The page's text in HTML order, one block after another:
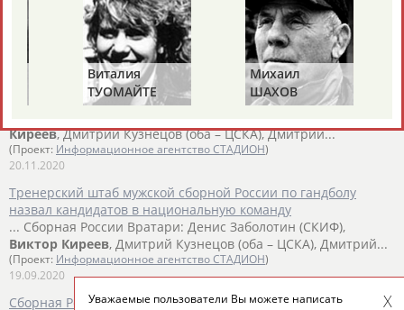
Виктор Кирееви левый полусредний Александр
Шкуринский. По...
Информационное агентство СТАДИОН)
Опубликован расширенный состав мужской сборной России
по гандболу на чемпионат мира 2021
Киреев, Дмитрий Кузнецов (оба – ЦСКА), Дмитрий...
(Проект: Информационное агентство СТАДИОН)
20.11.2020
Тренерский штаб мужской сборной России по гандболу
назвал кандидатов в национальную команду
... Сборная России Вратари: Денис Заболотин (СКИФ),
Виктор Киреев, Дмитрий Кузнецов (оба – ЦСКА), Дмитрий...
(Проект: Информационное агентство СТАДИОН)
19.09.2020
Сборная России по гандболу начала подготовку к
Виталия
ТУОМАЙТЕ
Михаил
ШАХОВ
Уважаемые пользователи Вы можете написать